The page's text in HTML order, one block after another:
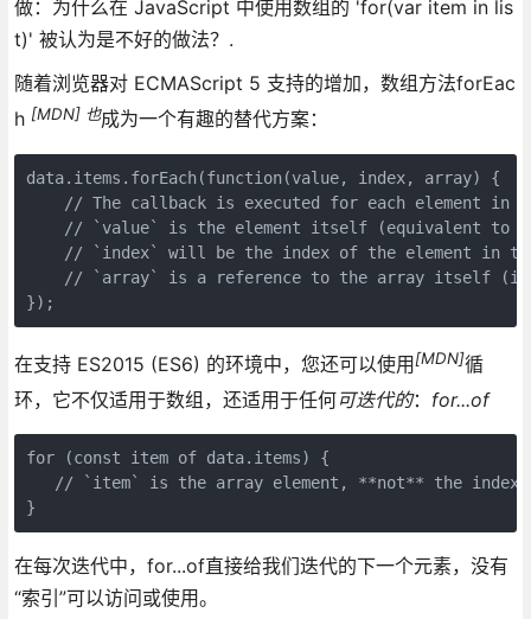
做：为什么在 JavaScript 中使用数组的 'for(var item in lis
t)' 被认为是不好的做法？.
随着浏览器对 ECMAScript 5 支持的增加，数组方法forEac
h [MDN] 也成为一个有趣的替代方案：
data.items.forEach(function(value, index, array) {
// The callback is executed for each element in
// `value` is the element itself (equivalent to
// `index` will be the index of the element in
// `array` is a reference to the array itself
在支持 ES2015 (ES6) 的环境中，您还可以使用 [MDN]循
环，它不仅适用于数组，还适用于任何可迭代的： for...of
for (const item of data.items) {
   // `item` is the array element, **not** the index
在每次迭代中，for...of直接给我们迭代的下一个元素，没有
“索引”可以访问或使用。